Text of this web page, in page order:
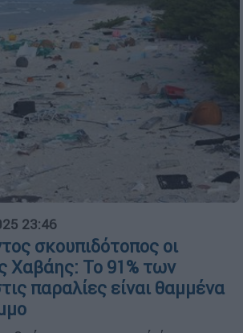
23:46
σκουπιδότοπος οι
Χαβάης: Το 91% των
παραλίες είναι θαμμένα